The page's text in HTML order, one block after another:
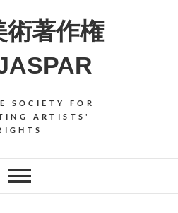
術著作権
SOCIETY FOR
ARTISTS'